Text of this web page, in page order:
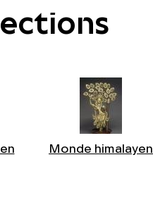
Monde himalayen